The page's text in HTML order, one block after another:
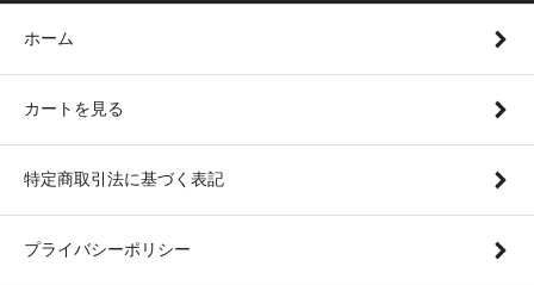
ホーム
カートを見る
特定商取引法に基づく表記
プライバシーポリシー